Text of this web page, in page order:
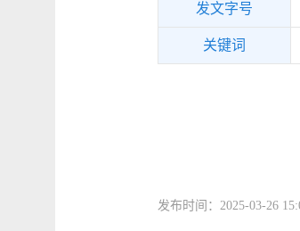
发文字号
关键词
发布时间：2025-03-26